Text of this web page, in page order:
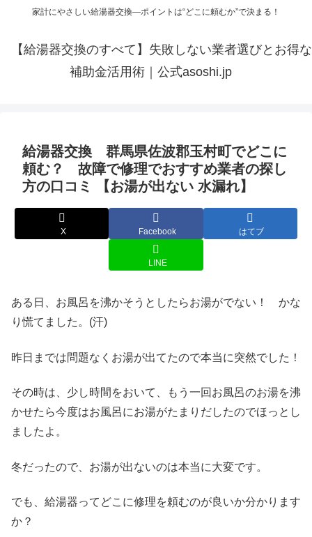
家計にやさしい給湯器交換—ポイントは“どこに頼むか”で決まる！
【給湯器交換のすべて】失敗しない業者選びとお得な
補助金活用術｜公式asoshi.jp
給湯器交換 群馬県佐波郡玉村町でどこに
頼む？ 故障で修理でおすすめ業者の探し
方の口コミ 【お湯が出ない 水漏れ】
X Facebook はてブ
LINE
ある日、お風呂を沸かそうとしたらお湯がでない！ かな
り慌てました。(汗)
昨日までは問題なくお湯が出てたので本当に突然でした！
その時は、少し時間をおいて、もう一回お風呂のお湯を沸
かせたら今度はお風呂にお湯がたまりだしたのでほっとし
ましたよ。
冬だったので、お湯が出ないのは本当に大変です。
でも、給湯器ってどこに修理を頼むのが良いか分かります
か？